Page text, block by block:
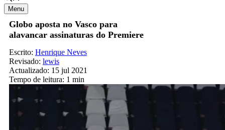
Menu
Globo aposta no Vasco para
alavancar assinaturas do Premiere
Escrito: Henrique Neves
Revisado: lewis
Actualizado: 15 jul 2021
Tempo de leitura: 1 min